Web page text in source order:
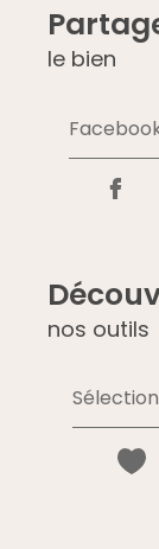
le bien
nos outils